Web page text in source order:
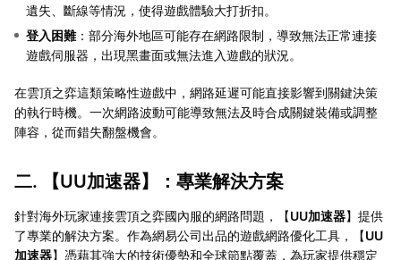
遺失、斷線等情況，使得遊戲體驗大打折扣。
登入困難：部分海外地區可能存在網路限制，導致無法正常連接
遊戲伺服器，出現黑畫面或無法進入遊戲的狀況。
在雲頂之弈這類策略性遊戲中，網路延遲可能直接影響到關鍵決策
的執行時機。一次網路波動可能導致無法及時合成關鍵裝備或調整
陣容，從而錯失翻盤機會。
二. 【UU加速器】：專業解決方案
針對海外玩家連接雲頂之弈國內服的網路問題，【UU加速器】提供
了專業的解決方案。作為網易公司出品的遊戲網路優化工具，【UU
加速器】憑藉其強大的技術優勢和全球節點覆蓋，為玩家提供穩定